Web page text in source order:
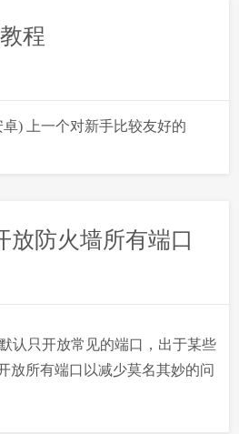
程
) 上一个对新手比较友好的
放防火墙所有端口
认只开放常见的端口，出于某些
放所有端口以减少莫名其妙的问